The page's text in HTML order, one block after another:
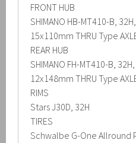
FRONT HUB
SHIMANO HB-MT410-B,
15x110mm THRU Type
REAR HUB
SHIMANO FH-MT410-B,
12x148mm THRU Type
RIMS
Stars J30D, 32H
TIRES
Schwalbe G-One Allround